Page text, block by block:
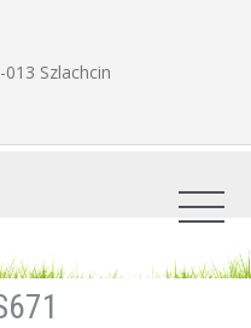
Szlachcin